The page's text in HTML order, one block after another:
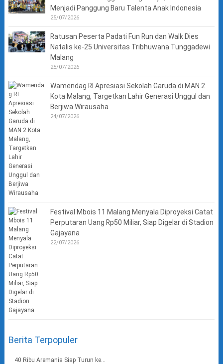
Menjadi Panggung Baru Talenta Anak Indonesia
25/07/2026
Ratusan Peserta Padati Fun Run dan Walk Dies
Natalis ke-25 Universitas Tribhuwana Tunggadewi
Malang
25/07/2026
Wamendag RI Apresiasi Sekolah Garuda di MAN 2
Kota Malang, Targetkan Lahir Generasi Unggul dan
Berjiwa Wirausaha
24/07/2026
Festival Mbois 11 Malang Menyala Diproyeksi Catat
Perputaran Uang Rp50 Miliar, Siap Digelar di Stadion
Gajayana
22/07/2026
Berita Terpopuler
40 Ribu Aremania Siap Turun ke...